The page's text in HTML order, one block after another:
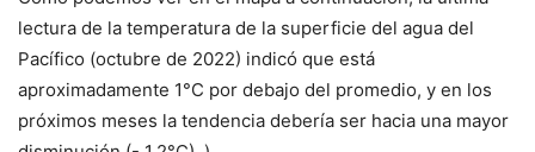
lectura de la temperatura de la superficie del agua del
Pacífico (octubre de 2022) indicó que está
aproximadamente 1°C por debajo del promedio, y en los
próximos meses la tendencia debería ser hacia una mayor